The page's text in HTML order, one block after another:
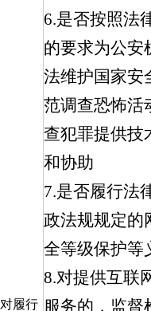
对履行
6.是否按照法
的要求为公安
法维护国家安
范调查恐怖活
查犯罪提供技
和协助
7.是否履行法
政法规规定的
全等级保护等
8.对提供互联
服务的，监督